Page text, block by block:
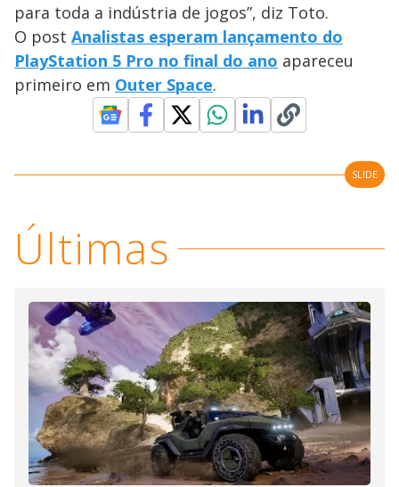
para toda a indústria de jogos”, diz Toto.
O post Analistas esperam lançamento do
PlayStation 5 Pro no final do ano apareceu
primeiro em Outer Space.
SLIDE
Últimas